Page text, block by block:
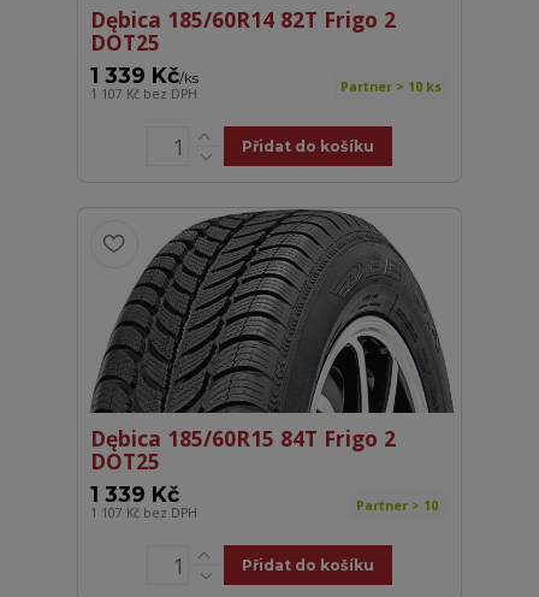
Dębica 185/60R14 82T Frigo 2
DOT25
1 339 Kč/ks
1 107 Kč bez DPH Partner > 10 ks
Přidat do košíku
Dębica 185/60R15 84T Frigo 2
DOT25
1 339 Kč
1 107 Kč bez DPH Partner > 10
Přidat do košíku